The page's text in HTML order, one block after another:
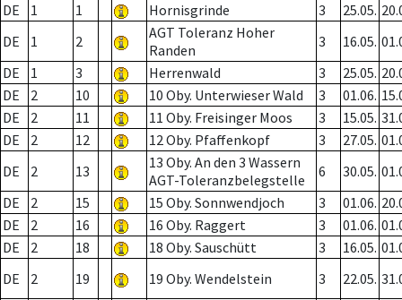
DE 1 1 Hornisgrinde 3 25.05.
DE
1 2
AGT Toleranz Hoher
Randen
3 16.05.
DE
1 3 Herrenwald 3 25.05.
DE
2 10 10 Oby. Unterwieser Wald 3 01.06.
DE
2 11 11 Oby. Freisinger Moos 3 15.05.
DE
2 12 12 Oby. Pfaffenkopf 3 27.05.
DE
2 13
13 Oby. An den 3 Wassern
AGT-Toleranzbelegstelle
6 30.05.
DE
2 15 15 Oby. Sonnwendjoch 3 01.06.
DE
2 16 16 Oby. Raggert 3 01.06.
DE
2 18 18 Oby. Sauschütt 3 16.05.
DE
2 19 19 Oby. Wendelstein 3 22.05.